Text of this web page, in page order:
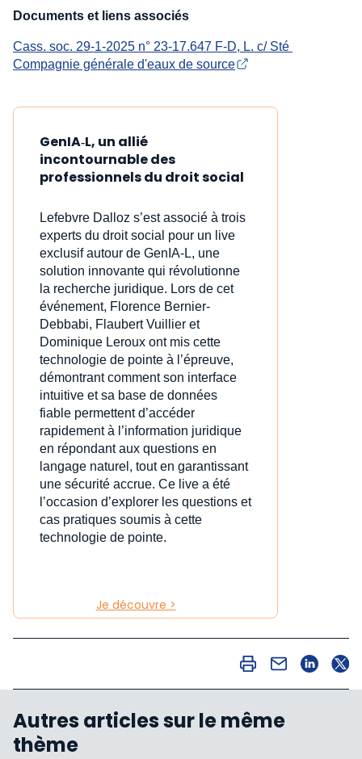
Documents et liens associés
Cass. soc. 29-1-2025 n° 23-17.647 F-D, L. c/ Sté
Compagnie générale d'eaux de source
GenIA‑L, un allié
incontournable des
professionnels du droit social
Lefebvre Dalloz s’est associé à trois
experts du droit social pour un live
exclusif autour de GenIA‑L, une
solution innovante qui révolutionne
la recherche juridique. Lors de cet
événement, Florence Bernier-
Debbabi, Flaubert Vuillier et
Dominique Leroux ont mis cette
technologie de pointe à l’épreuve,
démontrant comment son interface
intuitive et sa base de données
fiable permettent d’accéder
rapidement à l’information juridique
en répondant aux questions en
langage naturel, tout en garantissant
une sécurité accrue. Ce live a été
l’occasion d’explorer les questions et
cas pratiques soumis à cette
technologie de pointe.
Je découvre >
Autres articles sur le même
thème